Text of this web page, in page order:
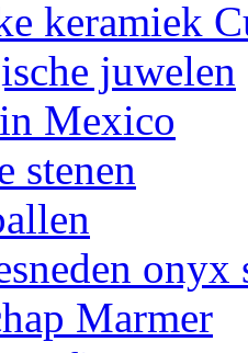
keramiek
juwelen
Mexico
stenen
onyx
Marmer